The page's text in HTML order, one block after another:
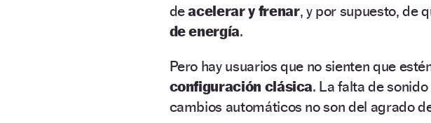
deacelerar y frenar, y por supuesto, de
de energía.
Pero hay usuarios que no sienten que
configuración clásica. La falta de
cambios automáticos no son del agrado